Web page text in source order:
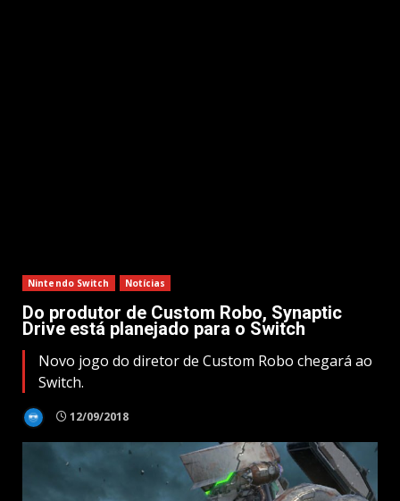
Nintendo Switch Notícias
Do produtor de Custom Robo, Synaptic
Drive está planejado para o Switch
Novo jogo do diretor de Custom Robo chegará ao
Switch.
12/09/2018